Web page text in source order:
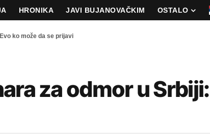
HRONIKA JAVI BUJANOVAČKIM OSTALO
ko može da se prijavi
za odmor u